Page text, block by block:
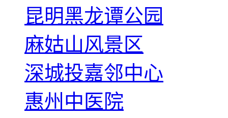
昆明黑龙谭公园
麻姑山风景区
深城投嘉邻中心
惠州中医院